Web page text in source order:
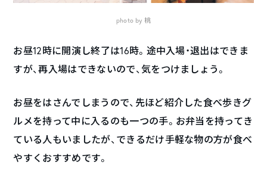
photo by 桃
お昼12時に開演し終了は16時。途中入場・退出はできま
すが、再入場はできないので、気をつけましょう。
お昼をはさんでしまうので、先ほど紹介した食べ歩きグ
ルメを持って中に入るのも一つの手。お弁当を持ってき
ている人もいましたが、できるだけ手軽な物の方が食べ
やすくおすすめです。